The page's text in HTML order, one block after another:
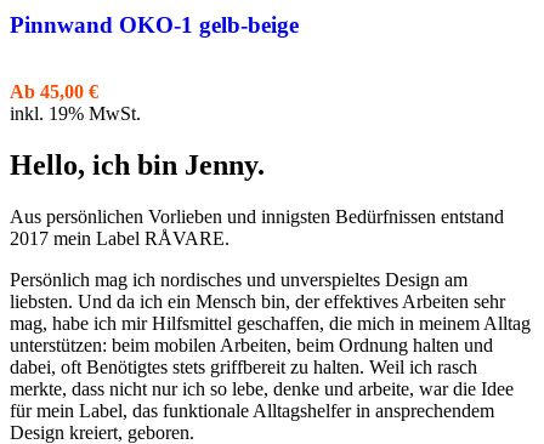
Pinnwand OKO-1 gelb-beige
Ab 45,00 €
inkl. 19% MwSt.
Hello, ich bin Jenny.
Aus persönlichen Vorlieben und innigsten Bedürfnissen entstand
2017 mein Label RÅVARE.
Persönlich mag ich nordisches und unverspieltes Design am
liebsten. Und da ich ein Mensch bin, der effektives Arbeiten sehr
mag, habe ich mir Hilfsmittel geschaffen, die mich in meinem Alltag
unterstützen: beim mobilen Arbeiten, beim Ordnung halten und
dabei, oft Benötigtes stets griffbereit zu halten. Weil ich rasch
merkte, dass nicht nur ich so lebe, denke und arbeite, war die Idee
für mein Label, das funktionale Alltagshelfer in ansprechendem
Design kreiert, geboren.